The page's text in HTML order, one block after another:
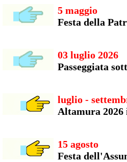
5 maggio
Festa della
03 luglio 2026
Passeggiata
luglio -
Altamura 2026
15 agosto
Festa